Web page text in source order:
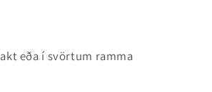
eða í svörtum ramma